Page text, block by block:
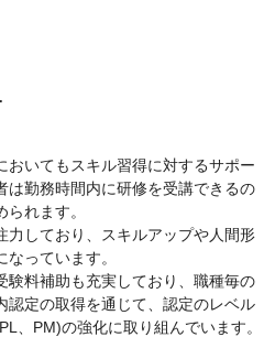
おいてもスキル習得に対するサポー
は勤務時間内に研修を受講できるの
れます。
力しており、スキルアップや人間形
っています。
験料補助も充実しており、職種毎の
認定の取得を通じて、認定のレベル
、PM)の強化に取り組んでいます。